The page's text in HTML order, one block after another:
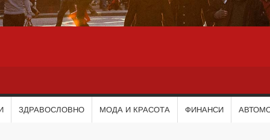
ЗДРАВОСЛОВНО МОДА И КРАСОТА ФИНАНСИ